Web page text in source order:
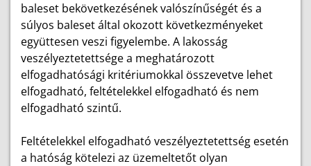
baleset bekövetkezésének valószínűségét és a
súlyos baleset által okozott következményeket
együttesen veszi figyelembe. A lakosság
veszélyeztetettsége a meghatározott
elfogadhatósági kritériumokkal összevetve lehet
elfogadható, feltételekkel elfogadható és nem
elfogadható szintű.
Feltételekkel elfogadható veszélyeztetettség esetén
a hatóság kötelezi az üzemeltetőt olyan